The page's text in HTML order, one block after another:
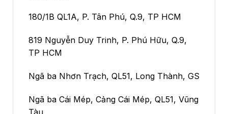
180/1B QL1A, P. Tân Phú, Q.9, TP HCM
819 Nguyễn Duy Trinh, P. Phú Hữu, Q.9,
TP HCM
Ngã ba Nhơn Trạch, QL51, Long Thành, GS
Ngã ba Cái Mép, Cảng Cái Mép, QL51, Vũng
Tàu